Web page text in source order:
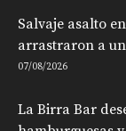
Salvaje asalto
arrastraron a
07/08/2026
La Birra Bar